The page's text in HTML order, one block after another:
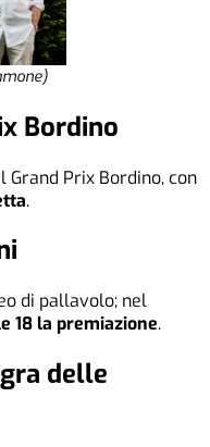
Bordino
Prix Bordino, con
.
di pallavolo; nel
18 la premiazione.
delle